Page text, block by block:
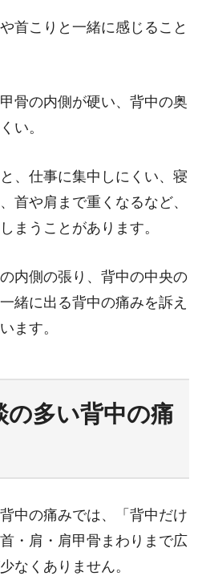
首こりと一緒に感じること
骨の内側が硬い、背中の奥
い。
、仕事に集中しにくい、寝
首や肩まで重くなるなど、
まうことがあります。
内側の張り、背中の中央の
緒に出る背中の痛みを訴え
ます。
の多い背中の痛
中の痛みでは、「背中だけ
・肩・肩甲骨まわりまで広
なくありません。